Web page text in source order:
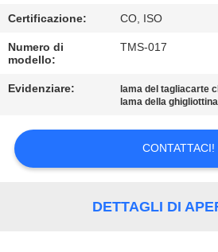
CONTATTACI
NOTIZIE
CASI
Certificazione: CO, ISO
Numero di
modello:
TMS-017
Evidenziare: lama del tagliacarte
lama della
CONTATTACI!
DETTAGLI DI